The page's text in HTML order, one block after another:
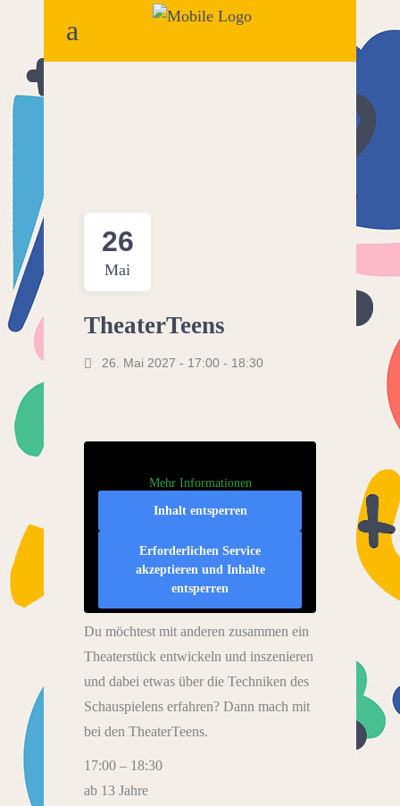
26
Mai
TheaterTeens
26. Mai 2027 - 17:00 - 18:30
Mehr Informationen
Inhalt entsperren
Erforderlichen Service
akzeptieren und Inhalte
entsperren
Du möchtest mit anderen zusammen ein
Theaterstück entwickeln und inszenieren
und dabei etwas über die Techniken des
Schauspielens erfahren? Dann mach mit
bei den TheaterTeens.
17:00 – 18:30
ab 13 Jahre